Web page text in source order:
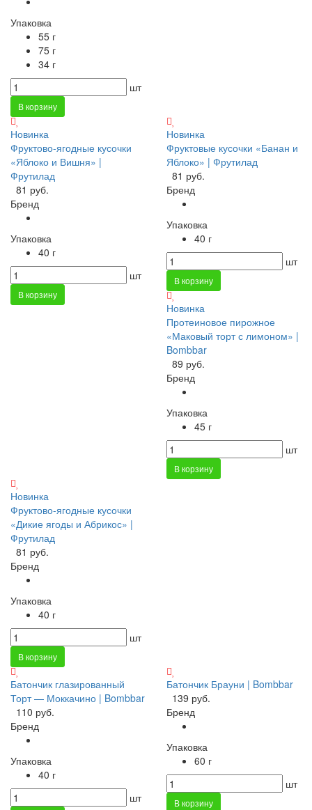
Упаковка
55 г
75 г
34 г
шт
В корзину
Новинка
Фруктово-ягодные кусочки
«Яблоко и Вишня» |
Фрутилад
81 руб.
Бренд
Упаковка
40 г
шт
В корзину
Новинка
Фруктовые кусочки «Банан и
Яблоко» | Фрутилад
81 руб.
Бренд
Упаковка
40 г
шт
В корзину
Новинка
Протеиновое пирожное
«Маковый торт с лимоном» |
Bombbar
89 руб.
Бренд
Упаковка
45 г
шт
В корзину
Новинка
Фруктово-ягодные кусочки
«Дикие ягоды и Абрикос» |
Фрутилад
81 руб.
Бренд
Упаковка
40 г
шт
В корзину
Батончик глазированный
Торт — Моккачино | Bombbar
110 руб.
Бренд
Упаковка
40 г
шт
Батончик Брауни | Bombbar
139 руб.
Бренд
Упаковка
60 г
шт
В корзину